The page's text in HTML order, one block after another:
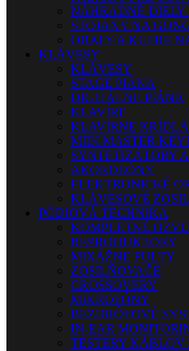
NÁHRADNÉ DIELY
STOJANY NA
OBALY A KUFRE
KLÁVESY
KLÁVESY
STAGE PIÁNA
DIGITÁLNE PIÁNA
KLAVÍRE
KLAVÍRNE KRÍDLA
MIDI MASTER
SYNTETIZÁTORY
AKORDEÓNY
ELEKTRONICKÉ
KLÁVESOVÉ
PÓDIOVÁ TECHNIKA
KOMPLETNÉ
REPRODUKTORY
MIXÁŽNE PULTY
ZOSILŇOVAČE
CROSSOVERY
MIKROFÓNY
BEZDRÔTOVÉ
IN-EAR
TESTERY KÁBLOV